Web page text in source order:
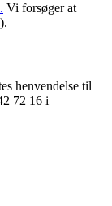
Vi forsøger at
henvendelse til
72 16 i